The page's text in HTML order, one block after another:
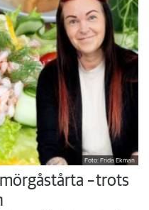
Foto: Frida Ekman
– trots